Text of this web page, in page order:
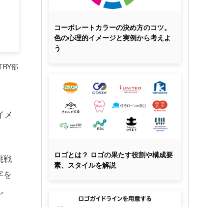
部
メ
戦
を
コーポレートカラーの決め方のコツ。
色の心理的イメージと実例から考えよ
う
ロゴとは？ ロゴの果たす役割や構成要
素、スタイルを解説